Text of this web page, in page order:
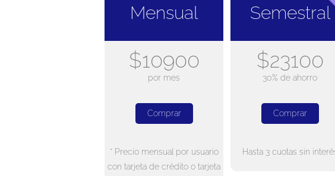
Mensual
$10900
por mes
Comprar
* Precio mensual por usuario
con tarjeta de crédito o tarjeta
Semestral
$23100
30% de ahorro
Comprar
Hasta 3 cuotas sin